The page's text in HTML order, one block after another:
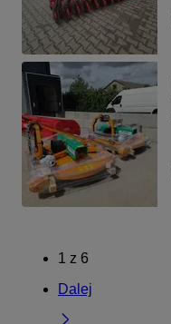
1 z 6
Dalej